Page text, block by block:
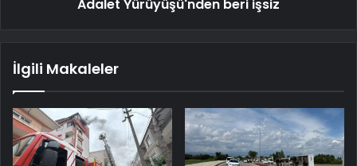
Adalet Yürüyüşü'nden beri işsiz
İlgili Makaleler